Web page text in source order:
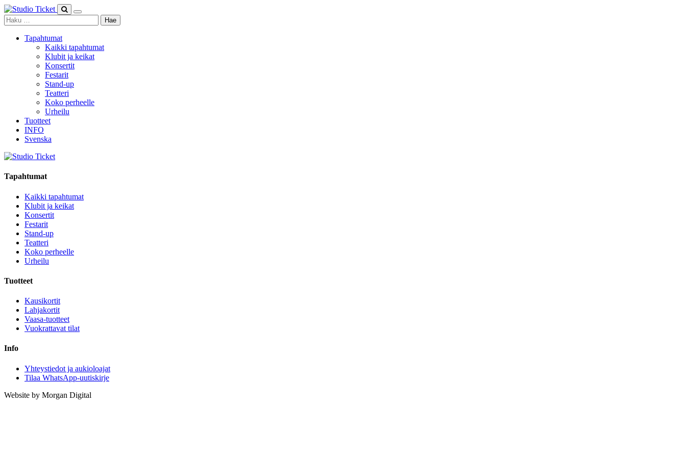
Skip
to
content
Haku:
Tapahtumat
Kaikki tapahtumat
Klubit ja keikat
Konsertit
Festarit
Stand-up
Teatteri
Koko perheelle
Urheilu
Tuotteet
INFO
Svenska
Tapahtumat
Kaikki tapahtumat
Klubit ja keikat
Konsertit
Festarit
Stand-up
Teatteri
Koko perheelle
Urheilu
Tuotteet
Kausikortit
Lahjakortit
Vaasa-tuotteet
Vuokrattavat tilat
Info
Yhteystiedot ja aukioloajat
Tilaa WhatsApp-uutiskirje
Website by Morgan Digital